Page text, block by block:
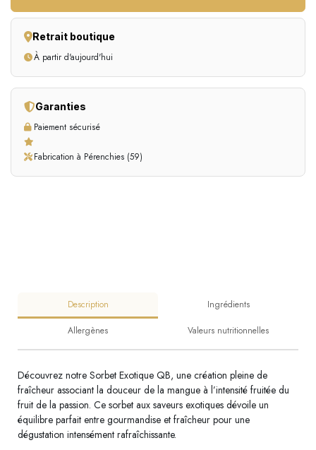
Retrait boutique
À partir d'aujourd'hui
Garanties
Paiement sécurisé
Fabrication à Pérenchies (59)
Description Ingrédients
Allergènes Valeurs nutritionnelles
Découvrez notre Sorbet Exotique QB, une création pleine de
fraîcheur associant la douceur de la mangue à l’intensité fruitée du
fruit de la passion. Ce sorbet aux saveurs exotiques dévoile un
équilibre parfait entre gourmandise et fraîcheur pour une
dégustation intensément rafraîchissante.